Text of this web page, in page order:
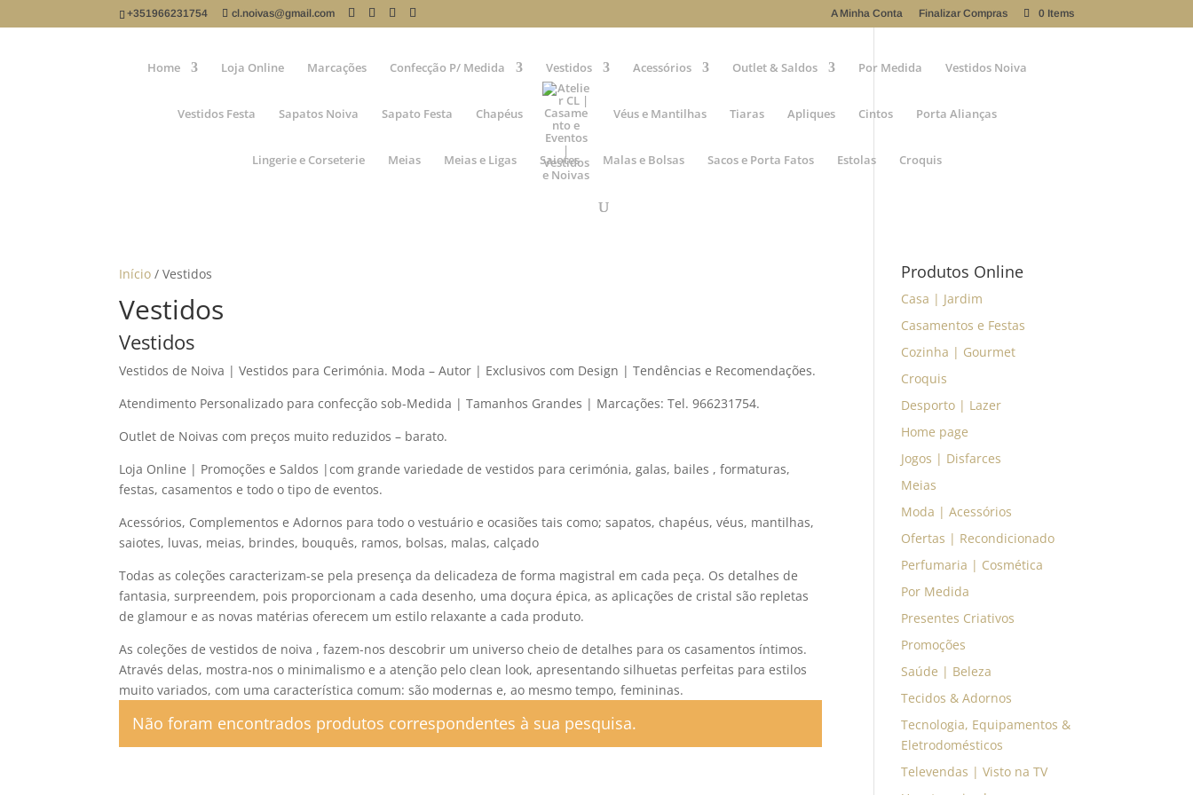
+351966231754 cl.noivas@gmail.com A Minha Conta Finalizar Compras 0 Items
Home Loja Online Marcações Confecção P/ Medida Vestidos Acessórios Outlet & Saldos Por Medida Vestidos Noiva
Vestidos Festa Sapatos Noiva Sapato Festa Chapéus Véus e Mantilhas Tiaras Apliques Cintos Porta Alianças
Lingerie e Corseterie Meias Meias e Ligas Saiotes Malas e Bolsas Sacos e Porta Fatos Estolas Croquis
Início / Vestidos
Vestidos
Vestidos
Vestidos de Noiva | Vestidos para Cerimónia. Moda – Autor | Exclusivos com Design | Tendências e Recomendações.
Atendimento Personalizado para confecção sob-Medida | Tamanhos Grandes | Marcações: Tel. 966231754.
Outlet de Noivas com preços muito reduzidos – barato.
Loja Online | Promoções e Saldos |com grande variedade de vestidos para cerimónia, galas, bailes , formaturas,
festas, casamentos e todo o tipo de eventos.
Acessórios, Complementos e Adornos para todo o vestuário e ocasiões tais como; sapatos, chapéus, véus, mantilhas,
saiotes, luvas, meias, brindes, bouquês, ramos, bolsas, malas, calçado
Todas as coleções caracterizam-se pela presença da delicadeza de forma magistral em cada peça. Os detalhes de
fantasia, surpreendem, pois proporcionam a cada desenho, uma doçura épica, as aplicações de cristal são repletas
de glamour e as novas matérias oferecem um estilo relaxante a cada produto.
As coleções de vestidos de noiva , fazem-nos descobrir um universo cheio de detalhes para os casamentos íntimos.
Através delas, mostra-nos o minimalismo e a atenção pelo clean look, apresentando silhuetas perfeitas para estilos
muito variados, com uma característica comum: são modernas e, ao mesmo tempo, femininas.
Não foram encontrados produtos correspondentes à sua pesquisa.
Produtos Online
Casa | Jardim
Casamentos e Festas
Cozinha | Gourmet
Croquis
Desporto | Lazer
Home page
Jogos | Disfarces
Meias
Moda | Acessórios
Ofertas | Recondicionado
Perfumaria | Cosmética
Por Medida
Presentes Criativos
Promoções
Saúde | Beleza
Tecidos & Adornos
Tecnologia, Equipamentos &
Eletrodomésticos
Televendas | Visto na TV